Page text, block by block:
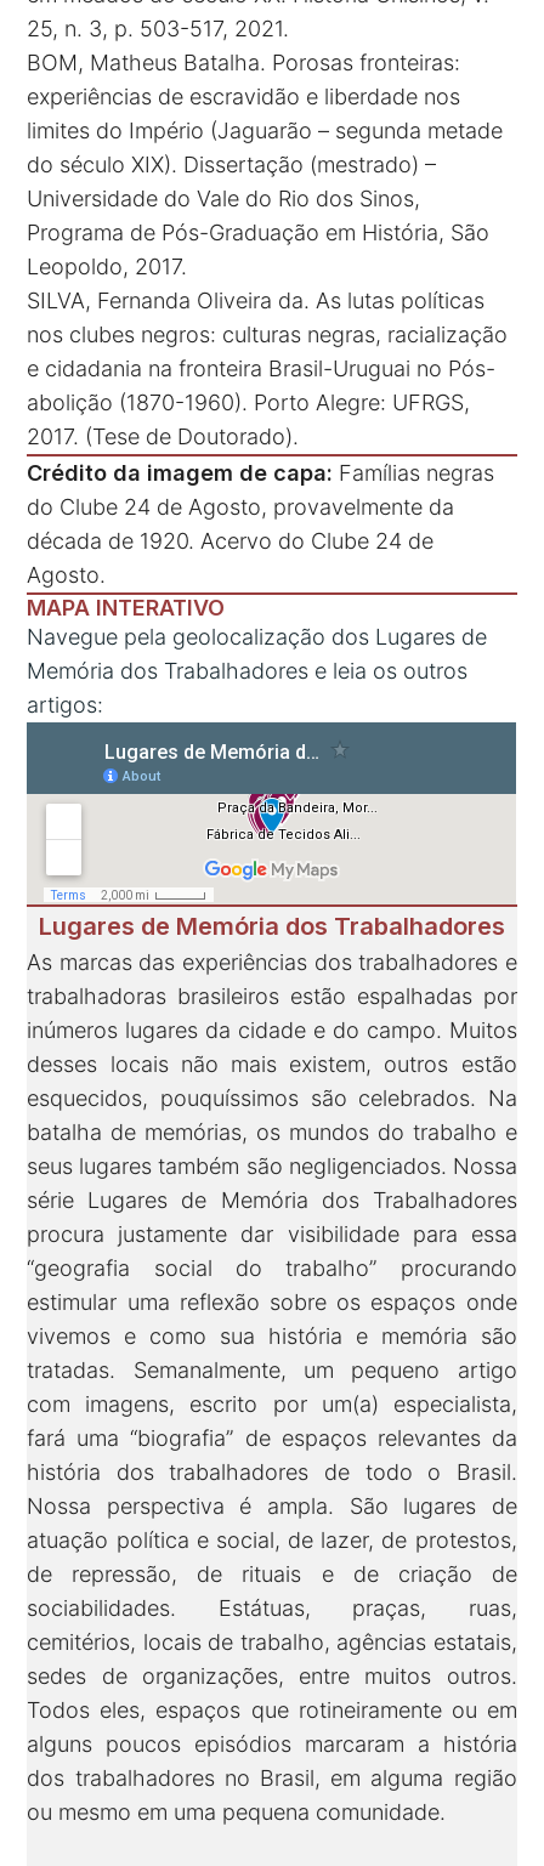
25, n. 3, p. 503-517, 2021.
BOM, Matheus Batalha. Porosas fronteiras:
experiências de escravidão e liberdade nos
limites do Império (Jaguarão – segunda metade
do século XIX). Dissertação (mestrado) –
Universidade do Vale do Rio dos Sinos,
Programa de Pós-Graduação em História, São
Leopoldo, 2017.
SILVA, Fernanda Oliveira da. As lutas políticas
nos clubes negros: culturas negras, racialização
e cidadania na fronteira Brasil-Uruguai no Pós-
abolição (1870-1960). Porto Alegre: UFRGS,
2017. (Tese de Doutorado).
Crédito da imagem de capa: Famílias negras
do Clube 24 de Agosto, provavelmente da
década de 1920. Acervo do Clube 24 de
Agosto.
MAPA INTERATIVO
Navegue pela geolocalização dos Lugares de
Memória dos Trabalhadores e leia os outros
artigos:
Lugares de Memória dos Trabalhadores
As marcas das experiências dos trabalhadores e
trabalhadoras brasileiros estão espalhadas por
inúmeros lugares da cidade e do campo. Muitos
desses locais não mais existem, outros estão
esquecidos, pouquíssimos são celebrados. Na
batalha de memórias, os mundos do trabalho e
seus lugares também são negligenciados. Nossa
série Lugares de Memória dos Trabalhadores
procura justamente dar visibilidade para essa
“geografia social do trabalho” procurando
estimular uma reflexão sobre os espaços onde
vivemos e como sua história e memória são
tratadas. Semanalmente, um pequeno artigo
com imagens, escrito por um(a) especialista,
fará uma “biografia” de espaços relevantes da
história dos trabalhadores de todo o Brasil.
Nossa perspectiva é ampla. São lugares de
atuação política e social, de lazer, de protestos,
de repressão, de rituais e de criação de
sociabilidades. Estátuas, praças, ruas,
cemitérios, locais de trabalho, agências estatais,
sedes de organizações, entre muitos outros.
Todos eles, espaços que rotineiramente ou em
alguns poucos episódios marcaram a história
dos trabalhadores no Brasil, em alguma região
ou mesmo em uma pequena comunidade.